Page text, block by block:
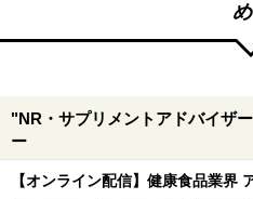
め
"NR・サプリメントアドバイザ
ー
【オンライン配信】健康食品業界